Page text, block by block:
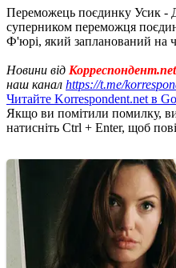
Переможець поєдинку Усик -
суперником переможця
Ф'юрі, який запланований на
Новини від Корреспондент.net
наш канал https://t.me/
Читайте Korrespondent.net в
Якщо ви помітили помилку,
натисніть Ctrl + Enter, щоб